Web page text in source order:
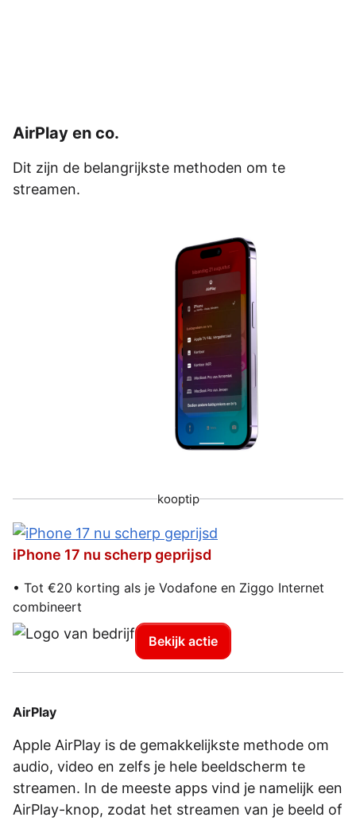
AirPlay en co.
Dit zijn de belangrijkste methoden om te
streamen.
kooptip
iPhone 17 nu scherp geprijsd
• Tot €20 korting als je Vodafone en Ziggo Internet
combineert
Bekijk actie
AirPlay
Apple AirPlay is de gemakkelijkste methode om
audio, video en zelfs je hele beeldscherm te
streamen. In de meeste apps vind je namelijk een
AirPlay-knop, zodat het streamen van je beeld of